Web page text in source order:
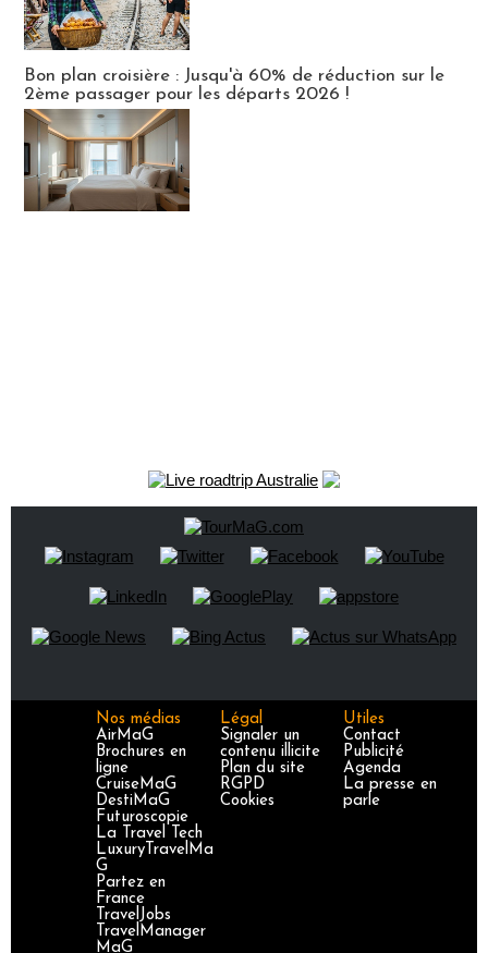
Bon plan croisière : Jusqu'à 60% de réduction sur le
2ème passager pour les départs 2026 !
Nos médias
AirMaG
Brochures en
ligne
CruiseMaG
DestiMaG
Futuroscopie
La Travel Tech
LuxuryTravelMa
G
Partez en
France
TravelJobs
TravelManager
MaG
Légal
Signaler un
contenu illicite
Plan du site
RGPD
Cookies
Utiles
Contact
Publicité
Agenda
La presse en
parle